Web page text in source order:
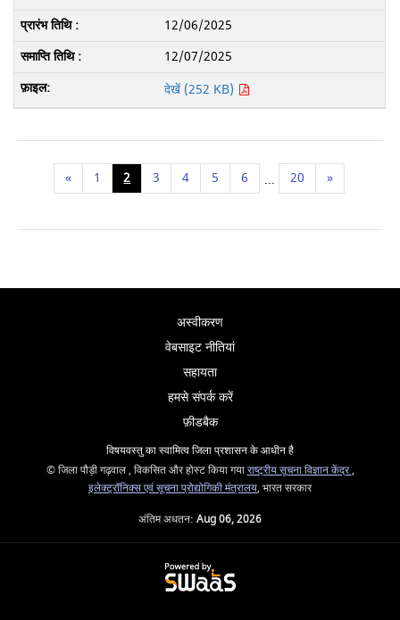
12/06/2025
12/07/2025
देखें (252 KB)
« 1 2 3 4 5 6 ... 20 »
अस्वीकरण
वेबसाइट नीतियां
सहायता
हमसे संपर्क करें
फ़ीडबैक
विषयवस्तु का स्वामित्व जिला प्रशासन के आधीन है
© जिला पौड़ी गढ़वाल , विकसित और होस्ट किया गयाराष्ट्रीय सूचना विज्ञान केंद्र,
इलेक्ट्रॉनिक्स एवं सूचना प्रोद्योगिकी मंत्रालय, भारत सरकार
अंतिम अधतन: Aug 06, 2026